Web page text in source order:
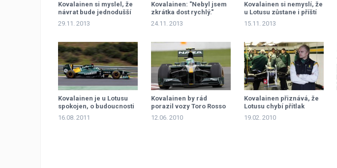
Kovalainen si myslel, že
návrat bude jednodušší
29.11. 2013
Kovalainen: "Nebyl jsem
zkrátka dost rychlý."
24.11. 2013
Kovalainen si nemyslí, že
u Lotusu zůstane i příští
rok
15.11. 2013
Kovalainen je u Lotusu
spokojen, o budoucnosti
nepřemýšli
16.08. 2011
Kovalainen by rád
porazil vozy Toro Rosso
12.06. 2010
Kovalainen přiznává, že
Lotusu chybí přítlak
19.02. 2010